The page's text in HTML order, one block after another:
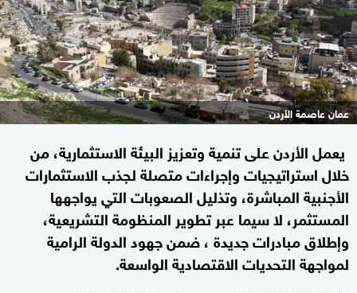
عمان عاصمة الأردن
يعمل الأردن على تنمية وتعزيز البيئة الاستثمارية، من
خلال استراتيجيات وإجراءات متصلة لجذب الاستثمارات
الأجنبية المباشرة، وتذليل الصعوبات التي يواجهها
المستثمر، لا سيما عبر تطوير المنظومة التشريعية،
وإطلاق مبادرات جديدة ، ضمن جهود الدولة الرامية
لمواجهة التحديات الاقتصادية الواسعة.